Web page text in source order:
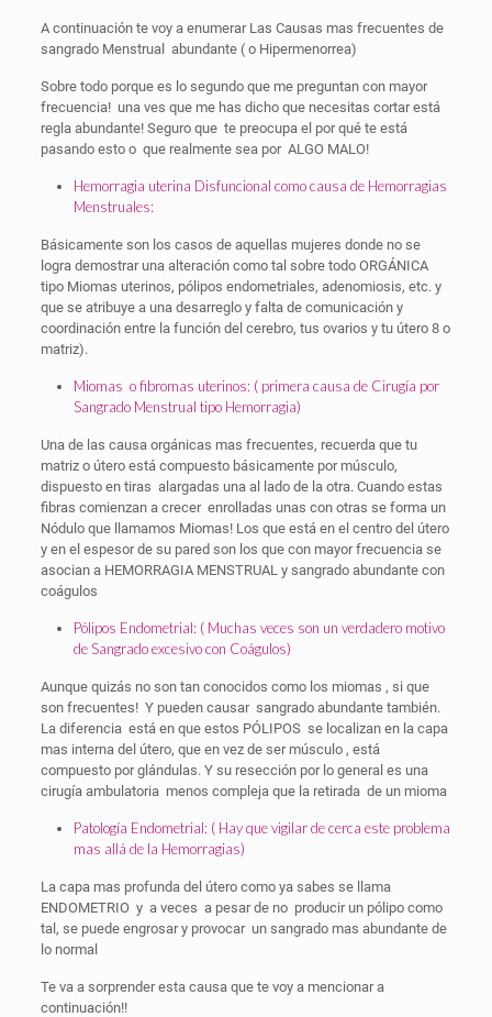
A continuación te voy a enumerar Las Causas mas frecuentes de
sangrado Menstrual abundante ( o Hipermenorrea)
Sobre todo porque es lo segundo que me preguntan con mayor
frecuencia! una ves que me has dicho que necesitas cortar está
regla abundante! Seguro que te preocupa el por qué te está
pasando esto o que realmente sea por ALGO MALO!
Hemorragia uterina Disfuncional como causa de Hemorragias
Menstruales:
Básicamente son los casos de aquellas mujeres donde no se
logra demostrar una alteración como tal sobre todo ORGÁNICA
tipo Miomas uterinos, pólipos endometriales, adenomiosis, etc. y
que se atribuye a una desarreglo y falta de comunicación y
coordinación entre la función del cerebro, tus ovarios y tu útero 8 o
matriz).
Miomas o fibromas uterinos: ( primera causa de Cirugía por
Sangrado Menstrual tipo Hemorragia)
Una de las causa orgánicas mas frecuentes, recuerda que tu
matriz o útero está compuesto básicamente por músculo,
dispuesto en tiras alargadas una al lado de la otra. Cuando estas
fibras comienzan a crecer enrolladas unas con otras se forma un
Nódulo que llamamos Miomas! Los que está en el centro del útero
y en el espesor de su pared son los que con mayor frecuencia se
asocian a HEMORRAGIA MENSTRUAL y sangrado abundante con
coágulos
Pólipos Endometrial: ( Muchas veces son un verdadero motivo
de Sangrado excesivo con Coágulos)
Aunque quizás no son tan conocidos como los miomas , si que
son frecuentes! Y pueden causar sangrado abundante también.
La diferencia está en que estos PÓLIPOS se localizan en la capa
mas interna del útero, que en vez de ser músculo , está
compuesto por glándulas. Y su resección por lo general es una
cirugía ambulatoria menos compleja que la retirada de un mioma
Patología Endometrial: ( Hay que vigilar de cerca este problema
mas allá de la Hemorragias)
La capa mas profunda del útero como ya sabes se llama
ENDOMETRIO y a veces a pesar de no producir un pólipo como
tal, se puede engrosar y provocar un sangrado mas abundante de
lo normal
Te va a sorprender esta causa que te voy a mencionar a
continuación!!